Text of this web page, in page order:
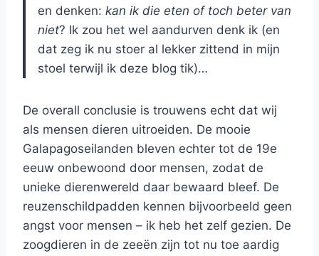
en denken: kan ik die eten of toch beter van
niet? Ik zou het wel aandurven denk ik (en
dat zeg ik nu stoer al lekker zittend in mijn
stoel terwijl ik deze blog tik)…
De overall conclusie is trouwens echt dat wij
als mensen dieren uitroeiden. De mooie
Galapagoseilanden bleven echter tot de 19e
eeuw onbewoond door mensen, zodat de
unieke dierenwereld daar bewaard bleef. De
reuzenschildpadden kennen bijvoorbeeld geen
angst voor mensen – ik heb het zelf gezien. De
zoogdieren in de zeeën zijn tot nu toe aardig